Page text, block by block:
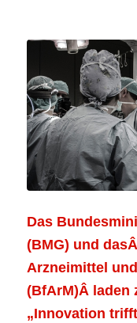
Das
(BMG) und
Arzneimittel
(BfArM)Â laden
„Innovation